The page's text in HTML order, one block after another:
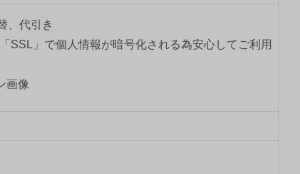
、代引き
SSL」で個人情報が暗号化される為安心してご利用